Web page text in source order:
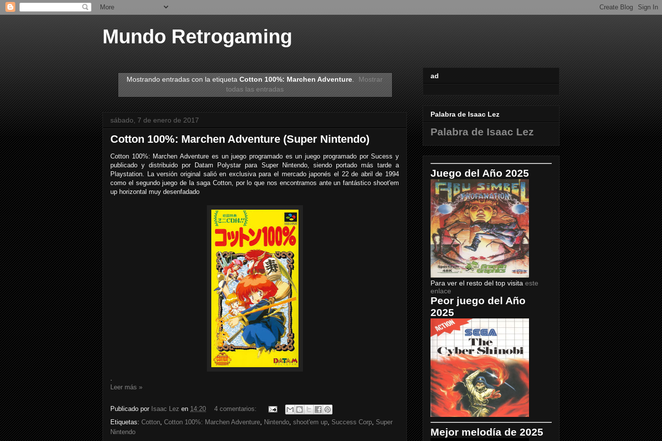
Mundo Retrogaming
Mostrando entradas con la etiqueta Cotton 100%: Marchen Adventure.
Mostrar
todas las entradas
sábado, 7 de enero de 2017
Cotton 100%: Marchen Adventure (Super Nintendo)
Cotton 100%: Marchen Adventure es un juego programado es un juego programado por Sucess y
publicado y distribuido por Datam Polystar para Super Nintendo, siendo portado más tarde a
Playstation. La versión original salió en exclusiva para el mercado japonés el 22 de abril de 1994
como el segundo juego de la saga Cotton, por lo que nos encontramos ante un fantástico shoot'em
up horizontal muy desenfadado
Leer más »
Publicado por Isaac Lez en 14:20
4 comentarios:
Etiquetas: Cotton Cotton 100%: Marchen Adventure Nintendo shoot'em up Success Corp Super
Nintendo
ad
Palabra de Isaac Lez
Palabra de Isaac Lez
Juego del Año 2025
Para ver el resto del top visita este
enlace
Peor juego del Año
2025
Mejor melodía de 2025